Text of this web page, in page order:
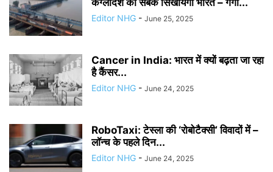
कंग्लादेश को सबक सिखायेगा भारत – गंगा...
Editor NHG - June 25, 2025
Cancer in India: भारत में क्यों बढ़ता जा रहा
है कैंसर...
Editor NHG - June 24, 2025
RoboTaxi: टेस्ला की ‘रोबोटैक्सी’ विवादों में –
लॉन्च के पहले दिन...
Editor NHG - June 24, 2025